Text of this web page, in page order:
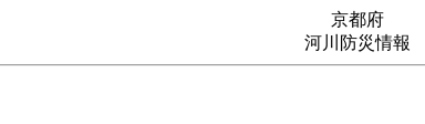
京都府
河川防災情報